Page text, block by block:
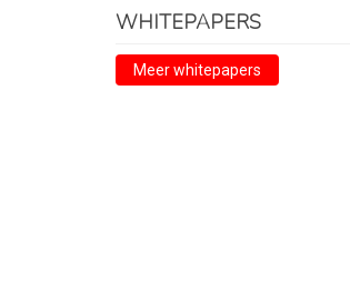
WHITEPAPERS
Meer whitepapers